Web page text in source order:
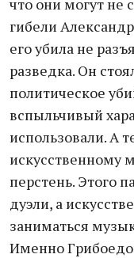
что они могут не
гибели
его убила не
разведка. Он
политическое
вспыльчивый
использовали. А
искусственному
перстень. Этого
дуэли, а
заниматься
Именно